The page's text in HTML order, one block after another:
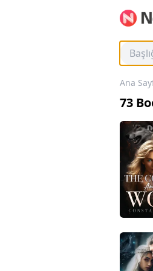
Ana
73